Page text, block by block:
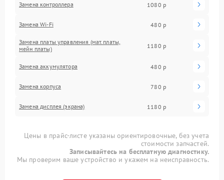
Замена контроллера 1080 р
Замена Wi-Fi 480 р
Замена платы управления (мат.платы,
мейн платы)
1180 р
Замена аккумулятора 480 р
Замена корпуса 780 р
Замена дисплея (экрана) 1180 р
Цены в прайс-листе указаны ориентировочные, без учета
стоимости запчастей.
Записывайтесь на бесплатную диагностику.
Мы проверим ваше устройство и укажем на неисправность.